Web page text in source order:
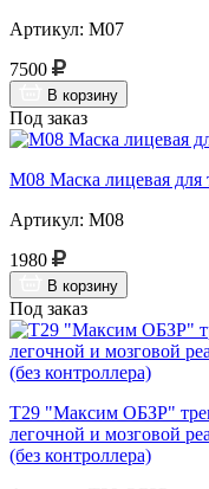
Артикул: М07
7500
В корзину
Под заказ
М08 Маска лицевая для
Артикул: М08
1980
В корзину
Под заказ
Т29 "Максим ОБЗР"
легочной и мозговой
(без контроллера)